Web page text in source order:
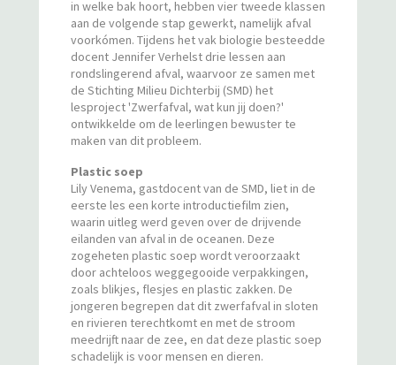
in welke bak hoort, hebben vier tweede klassen
aan de volgende stap gewerkt, namelijk afval
voorkómen. Tijdens het vak biologie besteedde
docent Jennifer Verhelst drie lessen aan
rondslingerend afval, waarvoor ze samen met
de Stichting Milieu Dichterbij (SMD) het
lesproject 'Zwerfafval, wat kun jij doen?'
ontwikkelde om de leerlingen bewuster te
maken van dit probleem.
Plastic soep
Lily Venema, gastdocent van de SMD, liet in de
eerste les een korte introductiefilm zien,
waarin uitleg werd geven over de drijvende
eilanden van afval in de oceanen. Deze
zogeheten plastic soep wordt veroorzaakt
door achteloos weggegooide verpakkingen,
zoals blikjes, flesjes en plastic zakken. De
jongeren begrepen dat dit zwerfafval in sloten
en rivieren terechtkomt en met de stroom
meedrijft naar de zee, en dat deze plastic soep
schadelijk is voor mensen en dieren.